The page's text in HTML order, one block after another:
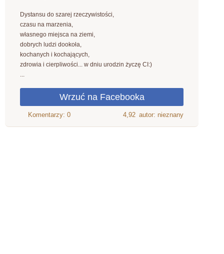
Dystansu do szarej rzeczywistości,
czasu na marzenia,
własnego miejsca na ziemi,
dobrych ludzi dookoła,
kochanych i kochających,
zdrowia i cierpliwości... w dniu urodzin życzę CI:)
...
4,92 autor: nieznany